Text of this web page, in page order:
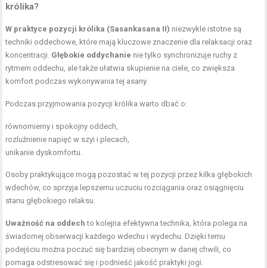
królika?
W praktyce pozycji królika (Sasankasana II) niezwykle istotne są
techniki oddechowe, które mają kluczowe znaczenie dla relaksacji oraz
koncentracji. Głębokie oddychanie nie tylko synchronizuje ruchy z
rytmem oddechu, ale także ułatwia skupienie na ciele, co zwiększa
komfort podczas wykonywania tej asany.
Podczas przyjmowania pozycji królika warto dbać o:
równomierny i spokojny oddech,
rozluźnienie napięć w szyi i plecach,
unikanie dyskomfortu.
Osoby praktykujące mogą pozostać w tej pozycji przez kilka głębokich
wdechów, co sprzyja lepszemu uczuciu rozciągania oraz osiągnięciu
stanu głębokiego relaksu.
Uważność na oddech to kolejna efektywna technika, która polega na
świadomej obserwacji każdego wdechu i wydechu. Dzięki temu
podejściu można poczuć się bardziej obecnym w danej chwili, co
pomaga odstresować się i podnieść jakość praktyki jogi.